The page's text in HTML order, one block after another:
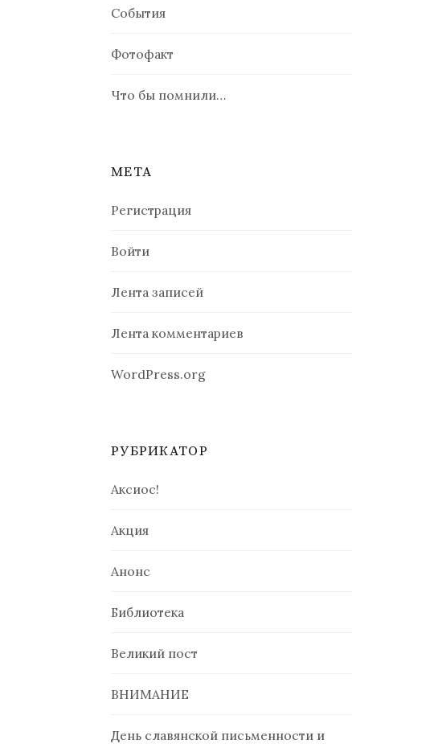
События
Фотофакт
Что бы помнили…
МЕТА
Регистрация
Войти
Лента записей
Лента комментариев
WordPress.org
РУБРИКАТОР
Аксиос!
Акция
Анонс
Библиотека
Великий пост
ВНИМАНИЕ
День славянской письменности и